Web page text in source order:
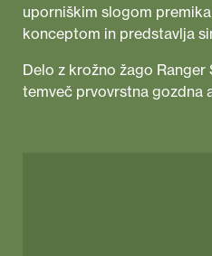
uporniškim slogom
konceptom in predstavlja
Delo z krožno žago
temveč prvovrstna gozdna